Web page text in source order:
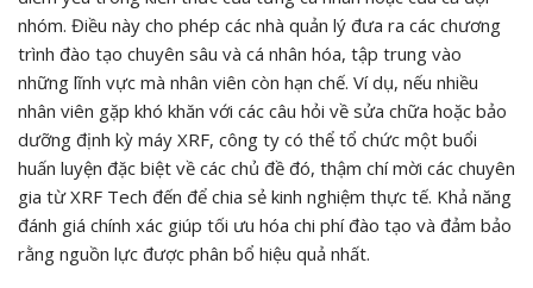
nhóm. Điều này cho phép các nhà quản lý đưa ra các chương
trình đào tạo chuyên sâu và cá nhân hóa, tập trung vào
những lĩnh vực mà nhân viên còn hạn chế. Ví dụ, nếu nhiều
nhân viên gặp khó khăn với các câu hỏi về sửa chữa hoặc bảo
dưỡng định kỳ máy XRF, công ty có thể tổ chức một buổi
huấn luyện đặc biệt về các chủ đề đó, thậm chí mời các chuyên
gia từ XRF Tech đến để chia sẻ kinh nghiệm thực tế. Khả năng
đánh giá chính xác giúp tối ưu hóa chi phí đào tạo và đảm bảo
rằng nguồn lực được phân bổ hiệu quả nhất.